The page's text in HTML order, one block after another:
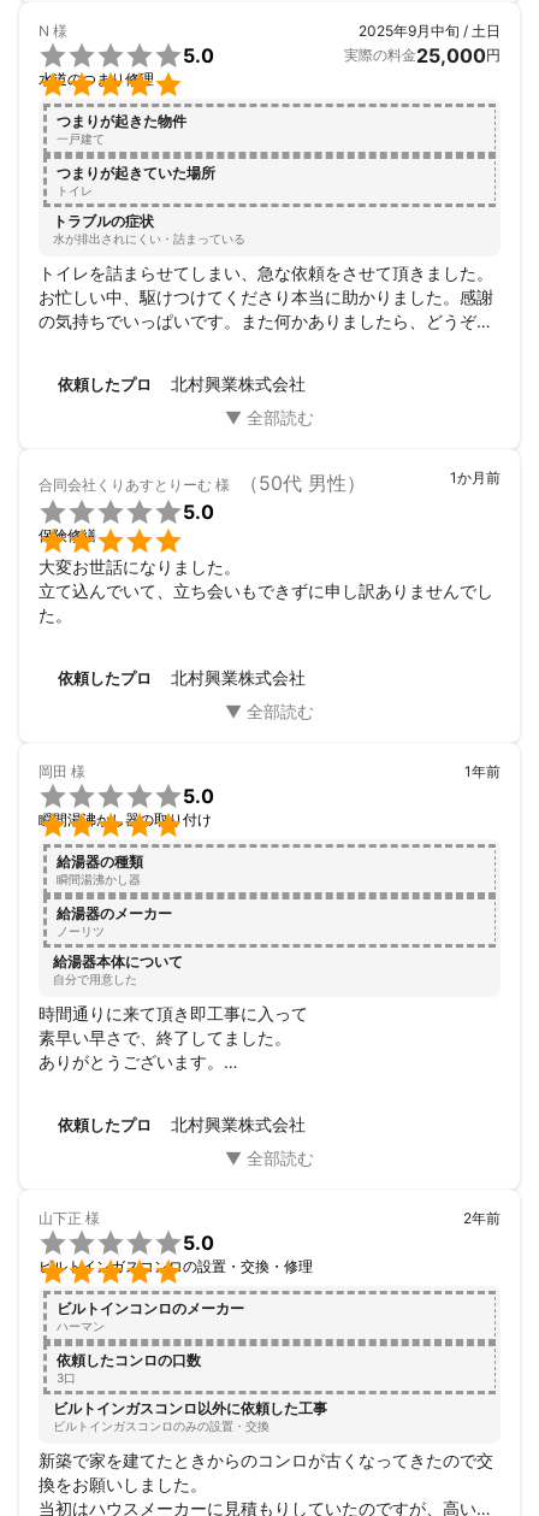
N 様


5.0
水道のつまり修理
2025年9月中旬 / 土日
実際の料金25,000円
つまりが起きた物件
一戸建て
つまりが起きていた場所
トイレ
トラブルの症状
水が排出されにくい・詰まっている
トイレを詰まらせてしまい、急な依頼をさせて頂きました。
お忙しい中、駆けつけてくださり本当に助かりました。感謝
の気持ちでいっぱいです。また何かありましたら、どうぞよ
依頼したプロ 北村興業株式会社
合同会社くりあすとりーむ 様 （50代 男性）


5.0
保険修繕
1か月前
大変お世話になりました。
立て込んでいて、立ち会いもできずに申し訳ありませんでし
た。
依頼したプロ 北村興業株式会社
岡田 様


5.0
瞬間湯沸かし器の取り付け
1年前
給湯器の種類
瞬間湯沸かし器
給湯器のメーカー
ノーリツ
給湯器本体について
自分で用意した
時間通りに来て頂き即工事に入って
素早い早さで、終了してました。
ありがとうございます。
依頼したプロ 北村興業株式会社
山下正 様


5.0
ビルトインガスコンロの設置・交換・修理
2年前
ビルトインコンロのメーカー
ハーマン
依頼したコンロの口数
3口
ビルトインガスコンロ以外に依頼した工事
ビルトインガスコンロのみの設置・交換
新築で家を建てたときからのコンロが古くなってきたので交
換をお願いしました。
当初はハウスメーカーに見積もりしていたのですが、高いか